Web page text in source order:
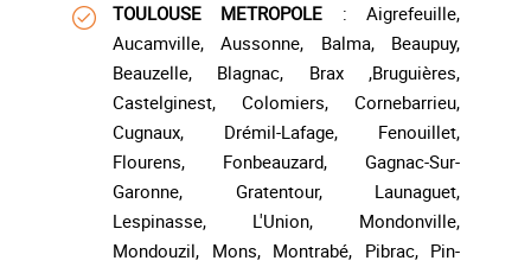
TOULOUSE METROPOLE : Aigrefeuille,
Aucamville, Aussonne, Balma, Beaupuy,
Beauzelle, Blagnac, Brax ,Bruguières,
Castelginest, Colomiers, Cornebarrieu,
Cugnaux, Drémil-Lafage, Fenouillet,
Flourens, Fonbeauzard, Gagnac-Sur-
Garonne, Gratentour, Launaguet,
Lespinasse, L'Union, Mondonville,
Mondouzil, Mons, Montrabé, Pibrac, Pin-